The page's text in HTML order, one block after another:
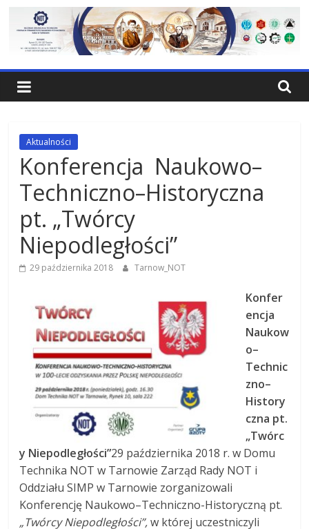
content
NOT
Tarnów
Federacja
Stowarzyrzeń
Naukowo-
Technicznych
Rada
Tarnowie
Aktualności
Konferencja Naukowo–
Techniczno–Historyczna
pt. „Twórcy
Niepodległości”
29 października 2018 Tarnow_NOT
Konfer
encja
Naukow
o–
Technic
zno–
History
czna pt.
„Twórc
y Niepodległości”29 października 2018 r. w Domu
Technika NOT w Tarnowie Zarząd Rady NOT i
Oddziału SIMP w Tarnowie zorganizowali
Konferencję Naukowo–Techniczno-Historyczną pt.
„Twórcy Niepodległości”,w której uczestniczyli